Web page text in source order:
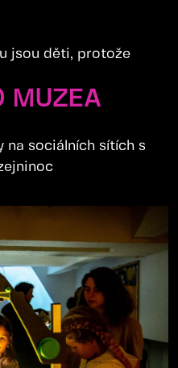
jsou děti, protože
MUZEA
na sociálních sítích s